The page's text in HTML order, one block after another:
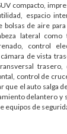
compacto,
espacio
bolsas de aire
lateral
control
de vista
trasero,
control de
que el auto salga
delantero y
equipos de